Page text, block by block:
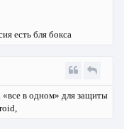
есть бля бокса
в одном» для защиты